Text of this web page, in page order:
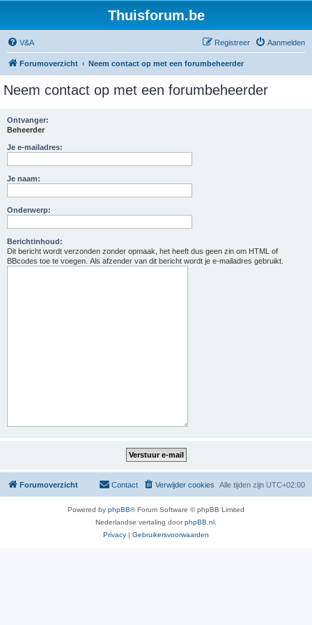
Thuisforum.be
V&A Aanmelden
Registreer
Forumoverzicht Neem contact op met een forumbeheerder
Neem contact op met een forumbeheerder
Ontvanger:
Beheerder
Je e-mailadres:
Je naam:
Onderwerp:
Berichtinhoud:
Dit bericht wordt verzonden zonder opmaak, het heeft dus geen zin om HTML of
BBcodes toe te voegen. Als afzender van dit bericht wordt je e-mailadres gebruikt.
Forumoverzicht Alle tijden zijn UTC+02:00
Verwijder cookies
Contact
Powered by phpBB® Forum Software © phpBB Limited
Nederlandse vertaling doorphpBB.nl
Privacy | Gebruikersvoorwaarden